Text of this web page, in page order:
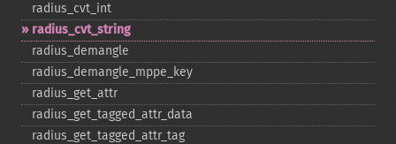
radius_​cvt_​int
radius_​cvt_​string
radius_​demangle
radius_​demangle_​mppe_​key
radius_​get_​attr
radius_​get_​tagged_​attr_​data
radius_​get_​tagged_​attr_​tag